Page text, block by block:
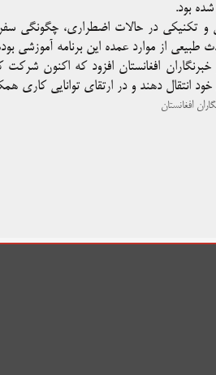
شده بود.
و تکنیکی در حالات اضطراری، چگونگی
طبیعی از موارد عمده این برنامه آموزشی
خبرنگاران افغانستان افزود که اکنون
انتقال دهند و در ارتقای توانایی
افغانستان